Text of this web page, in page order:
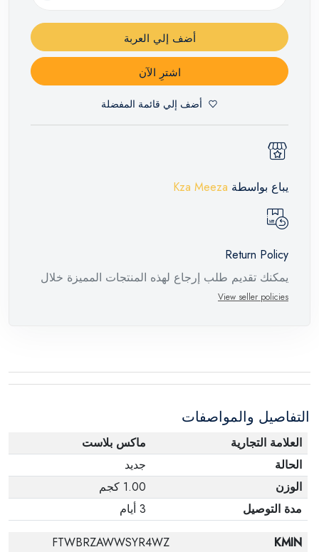
أضف إلي العربة
اشترِ الآن
أضف إلي قائمة المفضلة
يباع بواسطة Kza Meeza
Return Policy
يمكنك تقديم طلب إرجاع لهذه المنتجات المميزة خلال
عبوته الأصلية. لاحظ أنه لا يمكن إرجاع المنتجات
وفي عبواتها الأصلية.
View seller policies
التفاصيل والمواصفات
العلامة التجارية
ماكس بلاست
الحالة
جديد
الوزن
1.00 كجم
مدة التوصيل
3 أيام
KMIN
FTWBRZAWWSYR4WZ